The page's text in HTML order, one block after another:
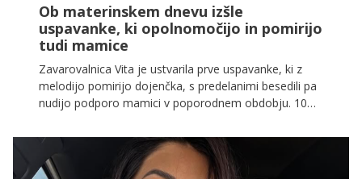
Ob materinskem dnevu izšle
uspavanke, ki opolnomočijo in pomirijo
tudi mamice
Zavarovalnica Vita je ustvarila prve uspavanke, ki z
melodijo pomirijo dojenčka, s predelanimi besedili pa
nudijo podporo mamici v poporodnem obdobju. 10
Nina nana je zbranih v albumu Uspavanke za dva, ki je
na voljo na YouTubu, Spotifyju, Apple Music in drugih
glasbenih platformah.